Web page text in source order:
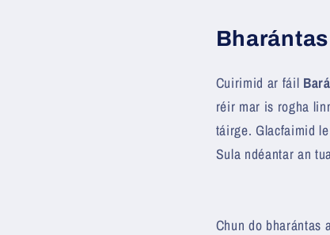
Bharántas
Cuirimid ar fáil
réir mar is rogha
táirge. Glacfaimid
Sula ndéantar an
Chun do bharántas